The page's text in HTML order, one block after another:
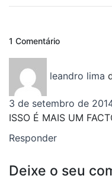
1 Comentário
leandro lima
3 de setembro de
ISSO É MAIS UM
Responder
Deixe o seu